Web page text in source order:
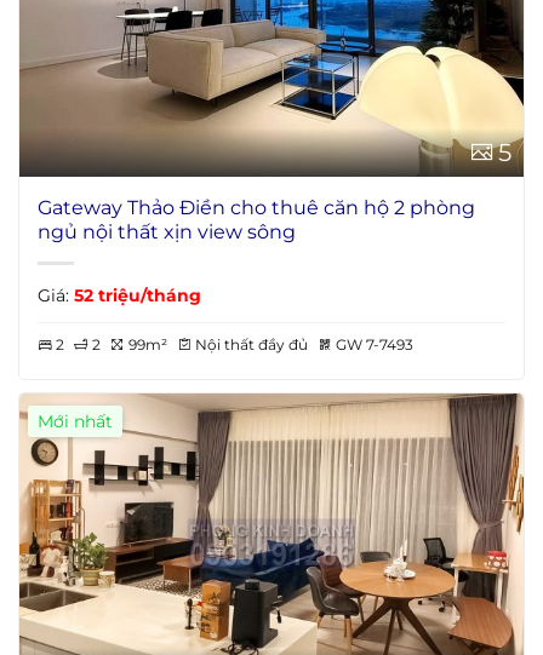
5
Gateway Thảo Điền cho thuê căn hộ 2 phòng
ngủ nội thất xịn view sông
Giá: 52 triệu/tháng
2 2 99m² Nội thất đầy đủ GW 7-7493
Mới nhất